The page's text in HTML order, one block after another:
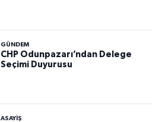
GÜNDEM
CHP Odunpazarı’ndan Delege
Seçimi Duyurusu
ASAYİŞ